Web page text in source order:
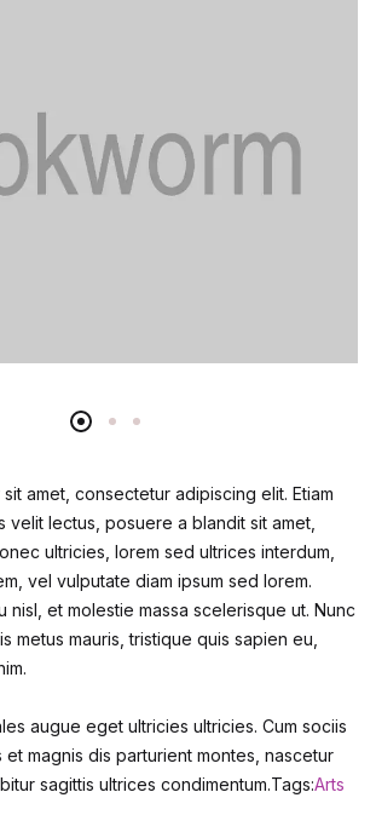
amet, consectetur adipiscing elit. Etiam
velit lectus, posuere a blandit sit amet,
ultricies, lorem sed ultrices interdum,
vel vulputate diam ipsum sed lorem.
nisl, et molestie massa scelerisque ut. Nunc
metus mauris, tristique quis sapien eu,
augue eget ultricies ultricies. Cum sociis
magnis dis parturient montes, nascetur
sagittis ultrices condimentum.Tags:Arts